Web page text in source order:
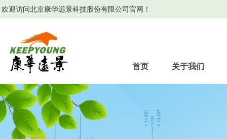
首页 关于我们
欢迎访问北京康华远景科技股份有限公司官网！